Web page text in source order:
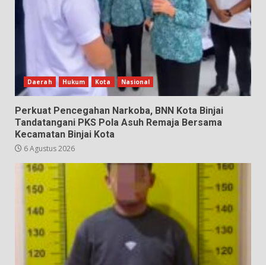
Daerah Hukum Kota Nasional
Perkuat Pencegahan Narkoba, BNN Kota Binjai
Tandatangani PKS Pola Asuh Remaja Bersama
Kecamatan Binjai Kota
6 Agustus 2026